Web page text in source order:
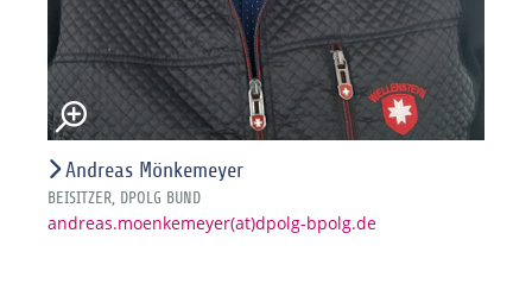
Andreas Mönkemeyer
BEISITZER, DPOLG BUND
andreas.moenkemeyer(at)dpolg-bpolg.de